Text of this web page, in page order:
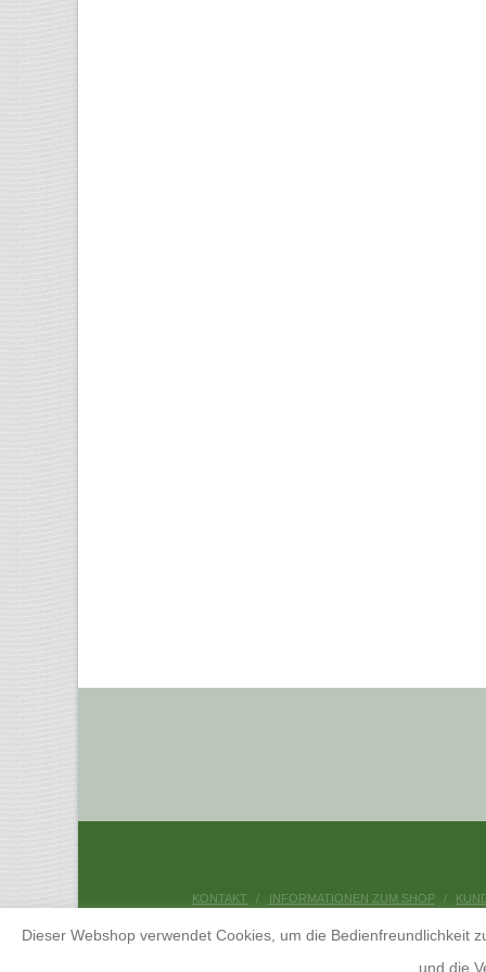
KONTAKT INFORMATIONEN ZUM SHOP
Dieser Webshop verwendet Cookies, um die Bedienfreundlichkeit
und die